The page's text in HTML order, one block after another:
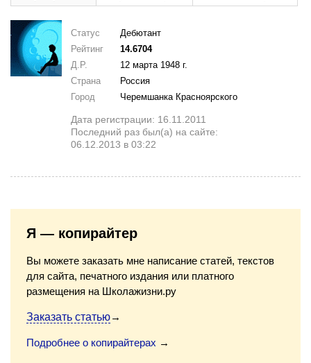
Статус
Дебютант
Рейтинг
14.6704
Д.Р.
12 марта 1948 г.
Страна
Россия
Город
Черемшанка Красноярского
Дата регистрации: 16.11.2011
Последний раз был(а) на сайте:
06.12.2013 в 03:22
Я — копирайтер
Вы можете заказать мне написание статей, текстов
для сайта, печатного издания или платного
размещения на Школажизни.ру
Заказать статью→
Подробнее о копирайтерах →